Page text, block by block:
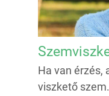
Ha van érzés,
viszkető